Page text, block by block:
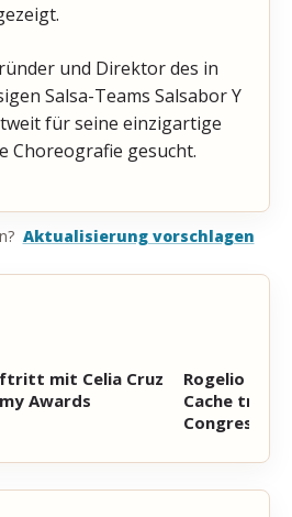
und Direktor des in
Salsa-Teams Salsabor Y
für seine einzigartige
Choreografie gesucht.
Aktualisierung vorschlagen
mit Celia Cruz
Awards
Rogelio und
Cache
Congress auf